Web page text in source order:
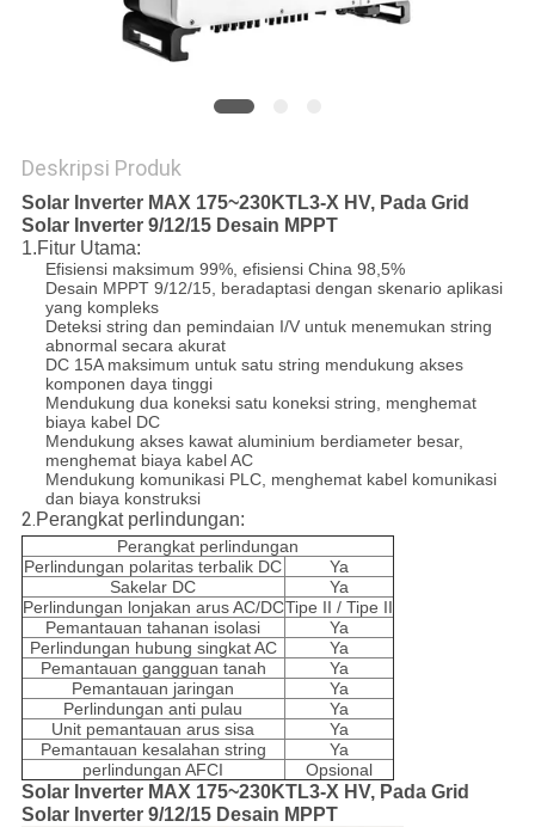
Deskripsi Produk
Solar Inverter MAX 175~230KTL3-X HV, Pada Grid
Solar Inverter 9/12/15 Desain MPPT
1.Fitur Utama:
Efisiensi maksimum 99%, efisiensi China 98,5%
Desain MPPT 9/12/15, beradaptasi dengan skenario aplikasi
yang kompleks
Deteksi string dan pemindaian I/V untuk menemukan string
abnormal secara akurat
DC 15A maksimum untuk satu string mendukung akses
komponen daya tinggi
Mendukung dua koneksi satu koneksi string, menghemat
biaya kabel DC
Mendukung akses kawat aluminium berdiameter besar,
menghemat biaya kabel AC
Mendukung komunikasi PLC, menghemat kabel komunikasi
dan biaya konstruksi
2.Perangkat perlindungan:
Perangkat perlindungan
Perlindungan polaritas terbalik DC
Ya
Sakelar DC
Ya
Perlindungan lonjakan arus AC/DCTipe II / Tipe II
Pemantauan tahanan isolasi
Ya
Perlindungan hubung singkat AC
Ya
Pemantauan gangguan tanah
Ya
Pemantauan jaringan
Ya
Perlindungan anti pulau
Ya
Unit pemantauan arus sisa
Ya
Pemantauan kesalahan string
Ya
perlindungan AFCI
Opsional
Solar Inverter MAX 175~230KTL3-X HV, Pada Grid
Solar Inverter 9/12/15 Desain MPPT